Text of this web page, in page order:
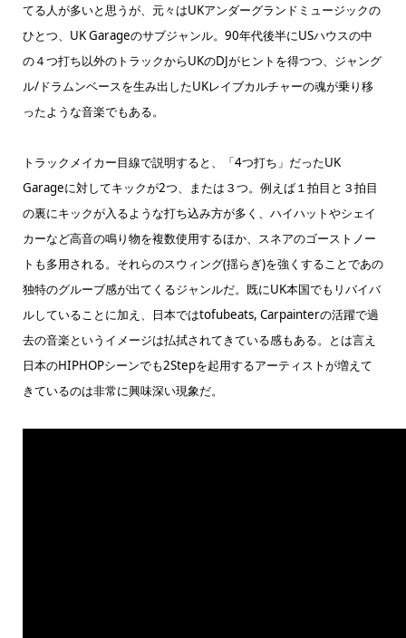
てる人が多いと思うが、元々はUKアンダーグランドミュージックの
ひとつ、UK Garageのサブジャンル。90年代後半にUSハウスの中
の４つ打ち以外のトラックからUKのDJがヒントを得つつ、ジャング
ル/ドラムンベースを生み出したUKレイブカルチャーの魂が乗り移
ったような音楽でもある。
トラックメイカー目線で説明すると、「4つ打ち」だったUK
Garageに対してキックが2つ、または３つ。例えば１拍目と３拍目
の裏にキックが入るような打ち込み方が多く、ハイハットやシェイ
カーなど高音の鳴り物を複数使用するほか、スネアのゴーストノー
トも多用される。それらのスウィング(揺らぎ)を強くすることであの
独特のグルーブ感が出てくるジャンルだ。既にUK本国でもリバイバ
ルしていることに加え、日本ではtofubeats, Carpainterの活躍で過
去の音楽というイメージは払拭されてきている感もある。とは言え
日本のHIPHOPシーンでも2Stepを起用するアーティストが増えて
きているのは非常に興味深い現象だ。